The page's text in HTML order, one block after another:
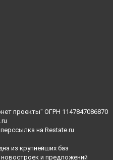
проекты" ОГРН 1147847086870
на Restate.ru
из крупнейших баз
и предложений